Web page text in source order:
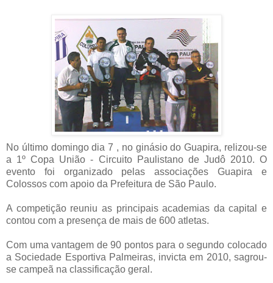
No último domingo dia 7 , no ginásio do Guapira, relizou-se
a 1º Copa União - Circuito Paulistano de Judô 2010. O
evento foi organizado pelas associações Guapira e
Colossos com apoio da Prefeitura de São Paulo.
A competição reuniu as principais academias da capital e
contou com a presença de mais de 600 atletas.
Com uma vantagem de 90 pontos para o segundo colocado
a Sociedade Esportiva Palmeiras, invicta em 2010, sagrou-
se campeã na classificação geral.